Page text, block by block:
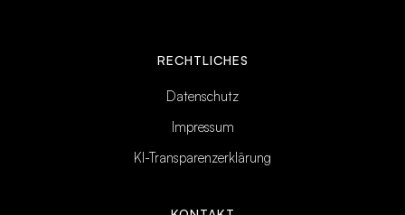
RECHTLICHES
Datenschutz
Impressum
KI-Transparenzerklärung